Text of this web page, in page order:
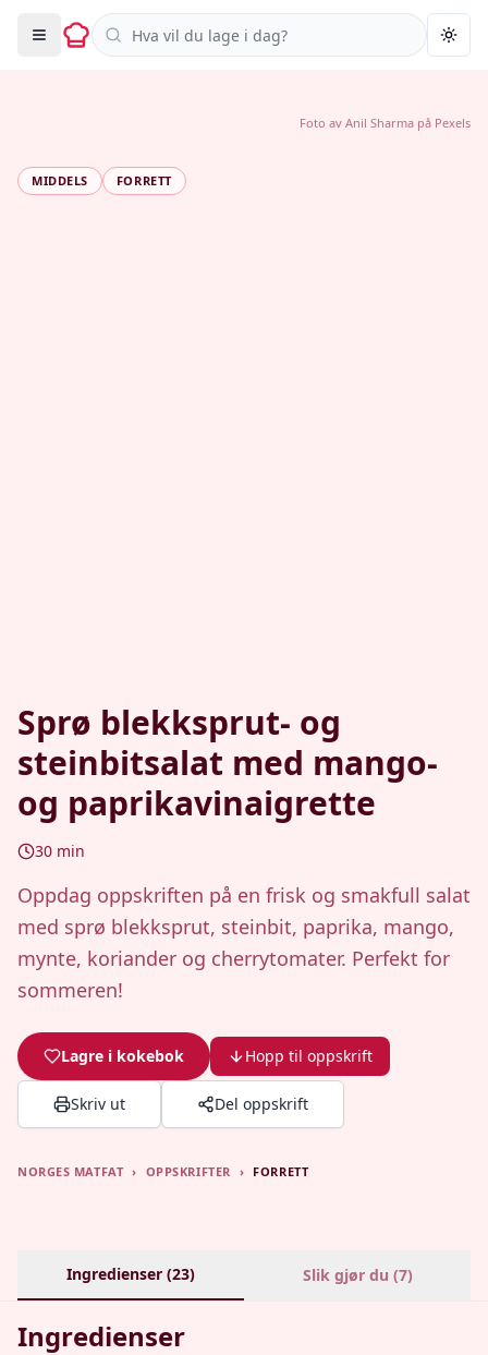
Søk i oppskrifter
MIDDELS FORRETT
Sprø blekksprut- og
steinbitsalat med mango-
og paprikavinaigrette
30 min
Oppdag oppskriften på en frisk og smakfull salat
med sprø blekksprut, steinbit, paprika, mango,
mynte, koriander og cherrytomater. Perfekt for
sommeren!
Lagre i kokebok Hopp til oppskrift
Skriv ut Del oppskrift
Foto av Anil Sharma på Pexels
NORGES MATFAT › OPPSKRIFTER › FORRETT
Ingredienser (23) Slik gjør du (7)
Ingredienser